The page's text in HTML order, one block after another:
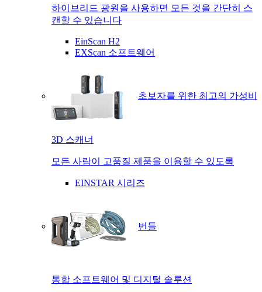
하이브리드 광원을 사용하면 모든 것을 간단히 스
캔할 수 있습니다
EinScan H2
EXScan 소프트웨어
초보자를 위한 최고의 가성비
3D 스캐너
모든 사람이 고품질 제품을 이용할 수 있도록
EINSTAR 시리즈
번들
통합 소프트웨어 및 디지털 솔루션